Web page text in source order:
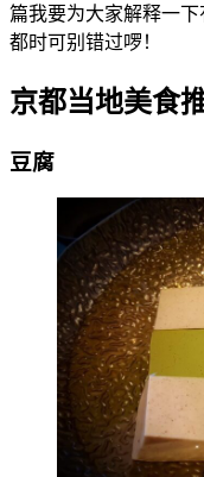
篇我要为大家解释一
都时可别错过啰！
京都当地美食
豆腐